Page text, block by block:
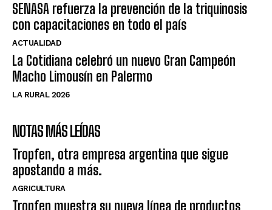
SENASA refuerza la prevención de la triquinosis
con capacitaciones en todo el país
ACTUALIDAD
La Cotidiana celebró un nuevo Gran Campeón
Macho Limousín en Palermo
LA RURAL 2026
NOTAS MÁS LEÍDAS
Tropfen, otra empresa argentina que sigue
apostando a más.
AGRICULTURA
Tropfen muestra su nueva línea de productos